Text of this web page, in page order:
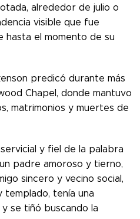
alrededor de julio o
visible que fue
hasta el momento de su
predicó durante más
Chapel, donde mantuvo
matrimonios y muertes de
y fiel de la palabra
padre amoroso y tierno,
sincero y vecino social,
templado, tenía una
y se tiñó buscando la